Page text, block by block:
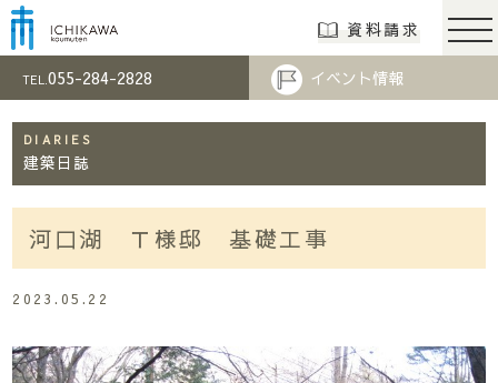
市川工務店 | らしさ
資料請求
TEL.055-284-2828 イベント情報
DIARIES
建築日誌
河口湖 Ｔ様邸 基礎工事
2023.05.22